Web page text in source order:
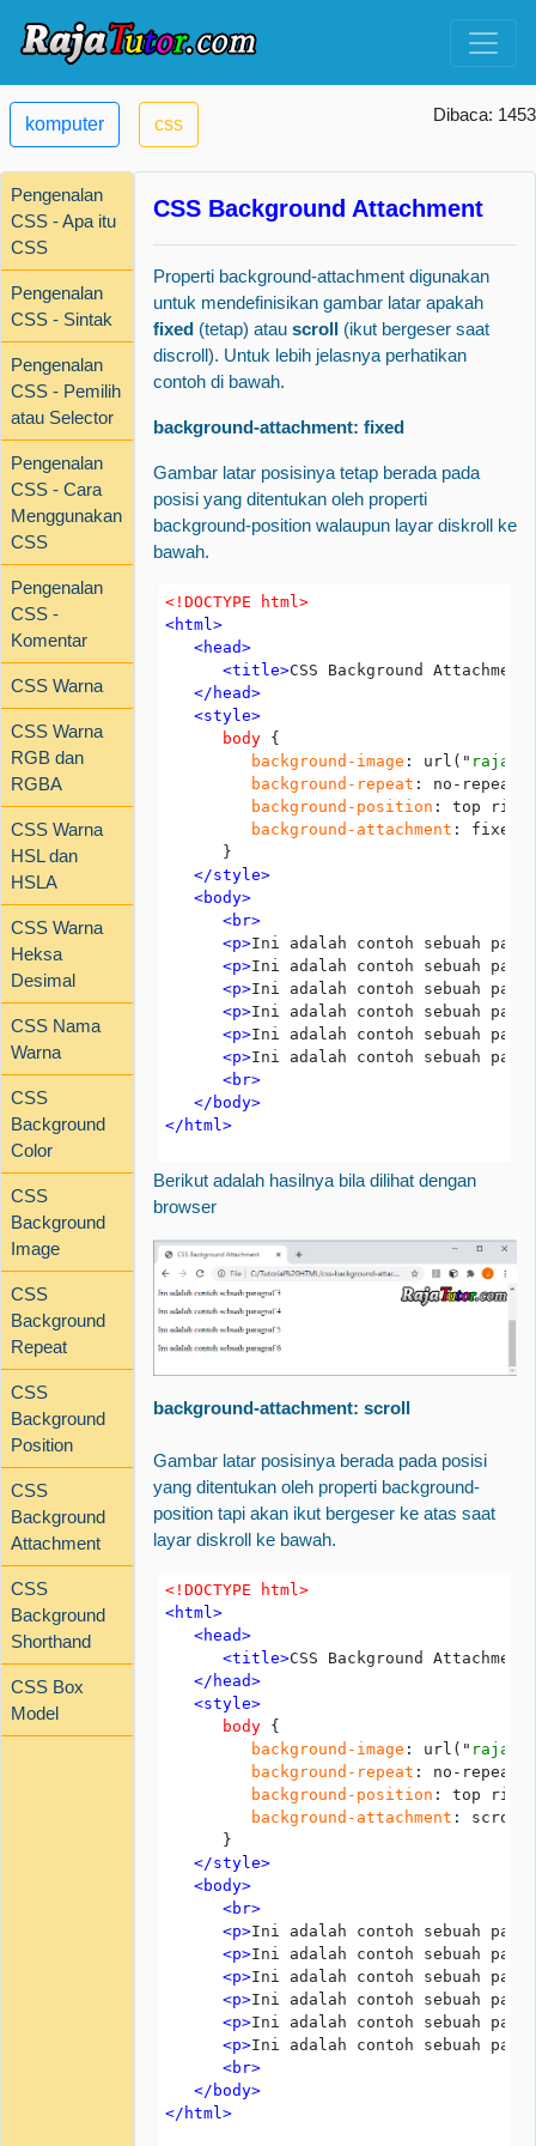
komputer css Dibaca: 1453
Pengenalan
CSS - Apa itu
CSS
Pengenalan
CSS - Sintak
Pengenalan
CSS - Pemilih
atau Selector
Pengenalan
CSS - Cara
Menggunakan
CSS
Pengenalan
CSS -
Komentar
CSS Warna
CSS Warna
RGB dan
RGBA
CSS Warna
HSL dan
HSLA
CSS Warna
Heksa
Desimal
CSS Nama
Warna
CSS
Background
Color
CSS
Background
Image
CSS
Background
Repeat
CSS
Background
Position
CSS
Background
Attachment
CSS
Background
Shorthand
CSS Box
Model
CSS Background Attachment
Properti background-attachment digunakan
untuk mendefinisikan gambar latar apakah
fixed (tetap) atau scroll (ikut bergeser saat
discroll). Untuk lebih jelasnya perhatikan
contoh di bawah.
background-attachment: fixed
Gambar latar posisinya tetap berada pada
posisi yang ditentukan oleh properti
background-position walaupun layar diskroll ke
bawah.
<!DOCTYPE html>
<html>
   <head>
      <title>
CSS Background Attachment
   </head>
   <style>
      body
         background-image
: url("
background-repeat : no-repeat;
background-position : top
background-attachment : fixed;
   </style>
   <body>
      <br>
      <p>
Ini adalah contoh sebuah
      <p>
Ini adalah contoh sebuah
      <p>
Ini adalah contoh sebuah
      <p>
Ini adalah contoh sebuah
      <p>
Ini adalah contoh sebuah
      <p>
Ini adalah contoh sebuah
      <br>
   </body>
</html>
Berikut adalah hasilnya bila dilihat dengan
browser
background-attachment: scroll
Gambar latar posisinya berada pada posisi
yang ditentukan oleh properti background-
position tapi akan ikut bergeser ke atas saat
layar diskroll ke bawah.
<!DOCTYPE html>
<html>
   <head>
      <title>
CSS Background Attachment
   </head>
   <style>
      body
         background-image
: url("
background-repeat : no-repeat;
background-position : top
background-attachment :
   </style>
   <body>
      <br>
      <p>
Ini adalah contoh sebuah
      <p>
Ini adalah contoh sebuah
      <p>
Ini adalah contoh sebuah
      <p>
Ini adalah contoh sebuah
      <p>
Ini adalah contoh sebuah
      <p>
Ini adalah contoh sebuah
      <br>
   </body>
</html>